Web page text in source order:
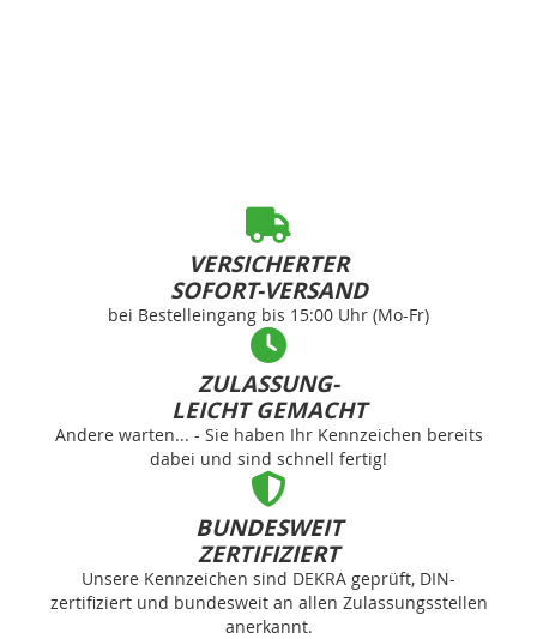
VERSICHERTER
SOFORT-VERSAND
bei Bestelleingang bis 15:00 Uhr (Mo-Fr)
ZULASSUNG-
LEICHT GEMACHT
Andere warten... - Sie haben Ihr Kennzeichen bereits
dabei und sind schnell fertig!
BUNDESWEIT
ZERTIFIZIERT
Unsere Kennzeichen sind DEKRA geprüft, DIN-
zertifiziert und bundesweit an allen Zulassungsstellen
anerkannt.